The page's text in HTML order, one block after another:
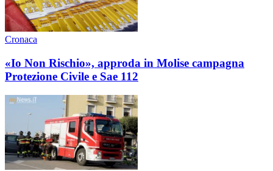
Cronaca
«Io Non Rischio», approda in Molise campagna
Protezione Civile e Sae 112